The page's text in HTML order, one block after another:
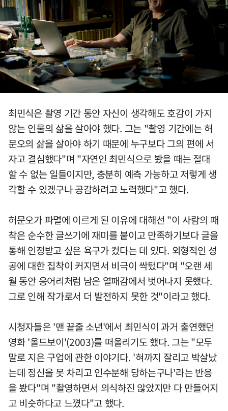
최민식은 촬영 기간 동안 자신이 생각해도 호감이 가지
않는 인물의 삶을 살아야 했다. 그는 "촬영 기간에는 허
문오의 삶을 살아야 하기 때문에 누구보다 그의 편에 서
자고 결심했다"며 "자연인 최민식으로 봤을 때는 절대
할 수 없는 일들이지만, 충분히 예측 가능하고 저렇게 생
각할 수 있겠구나 공감하려고 노력했다"고 했다.
허문오가 파멸에 이르게 된 이유에 대해선 "이 사람의 패
착은 순수한 글쓰기에 재미를 붙이고 만족하기보다 글을
통해 인정받고 싶은 욕구가 컸다는 데 있다. 외형적인 성
공에 대한 집착이 커지면서 비극이 싹텄다"며 "오랜 세
월 동안 응어리처럼 남은 열패감에서 벗어나지 못했다.
그로 인해 작가로서 더 발전하지 못한 것"이라고 했다.
시청자들은 '맨 끝줄 소년'에서 최민식이 과거 출연했던
영화 '올드보이'(2003)를 떠올리기도 했다. 그는 "모두
말로 지은 구업에 관한 이야기다. '혀까지 잘리고 박살났
는데 정신을 못 차리고 인수분해 당하는구나'라는 반응
을 봤다"며 "촬영하면서 의식하진 않았지만 다 만들어지
고 비슷하다고 느꼈다"고 했다.